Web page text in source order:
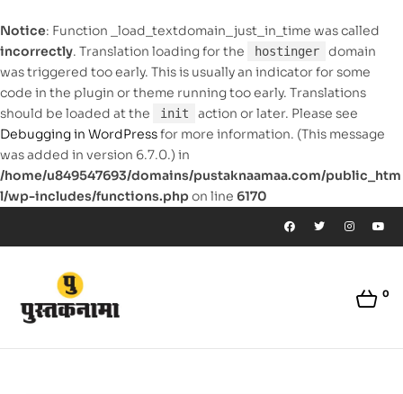
Notice: Function _load_textdomain_just_in_time was called
incorrectly. Translation loading for the hostinger
domain
was triggered too early. This is usually an indicator for some
code in the plugin or theme running too early. Translations
should be loaded at the
init
action or later. Please see
Debugging in WordPressfor more information. (This message
was added in version 6.7.0.) in
/home/u849547693/domains/pustaknaamaa.com/public_htm
l/wp-includes/functions.phpon line 6170
pustaknaamaa.com
0